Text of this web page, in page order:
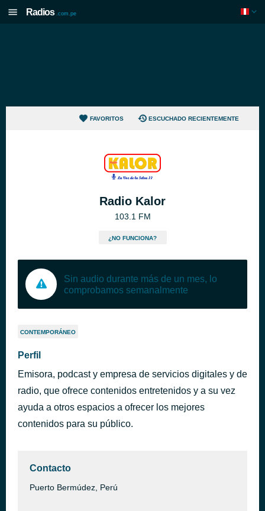
Radios .com.pe
FAVORITOS ESCUCHADO RECIENTEMENTE
Radio Kalor
103.1 FM
¿NO FUNCIONA?
Sin audio durante más de un mes, lo
comprobamos semanalmente
CONTEMPORÁNEO
Perfil
Emisora, podcast y empresa de servicios digitales y de
radio, que ofrece contenidos entretenidos y a su vez
ayuda a otros espacios a ofrecer los mejores
contenidos para su público.
Contacto
Puerto Bermúdez, Perú